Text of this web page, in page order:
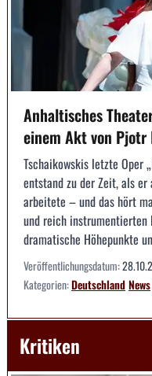
Anhaltisches
einem Akt von
Tschaikowskis letzte Oper
entstand zu der Zeit, als er
arbeitete – und das hört
und reich instrumentierten
dramatische Höhepunkte
Veröffentlichungsdatum:
Kategorien:DeutschlandNews
Kritiken